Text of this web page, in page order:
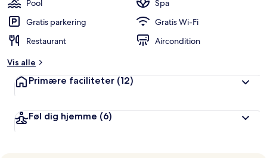
Pool
Spa
Gratis parkering
Gratis Wi-Fi
Restaurant
Aircondition
Vis alle
Primære faciliteter (12)
Føl dig hjemme (6)